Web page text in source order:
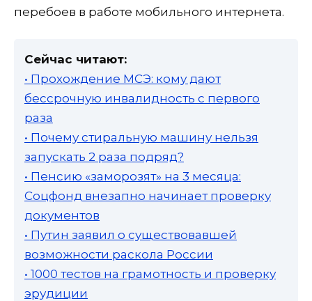
перебоев в работе мобильного интернета.
Сейчас читают:
• Прохождение МСЭ: кому дают
бессрочную инвалидность с первого
раза
• Почему стиральную машину нельзя
запускать 2 раза подряд?
• Пенсию «заморозят» на 3 месяца:
Соцфонд внезапно начинает проверку
документов
• Путин заявил о существовавшей
возможности раскола России
• 1000 тестов на грамотность и проверку
эрудиции